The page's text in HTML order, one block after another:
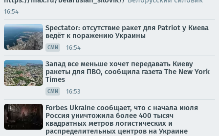
16:54
Spectator: отсутствие ракет для Patriot у Киева
ведёт к поражению Украины
СМИ 16:54
Запад все меньше хочет передавать Киеву
ракеты для ПВО, сообщила газета The New York
Times
СМИ 16:53
Forbes Ukraine сообщает, что с начала июля
Россия уничтожила более 400 тысяч
квадратных метров логистических и
распределительных центров на Украине